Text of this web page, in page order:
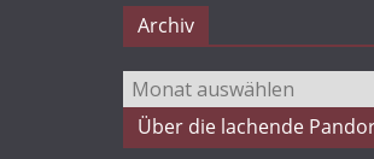
Archiv
Archiv
Über die lachende